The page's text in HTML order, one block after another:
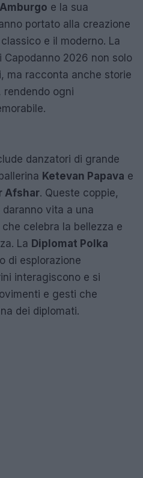
e la sua
portato alla creazione
e il moderno. La
2026 non solo
ma racconta anche storie
ogni
danzatori di grande
Ketevan Papava e
Afshar. Queste coppie,
vita a una
celebra la bellezza e
La Diplomat Polka
di esplorazione
interagiscono e si
e gesti che
dei diplomati.